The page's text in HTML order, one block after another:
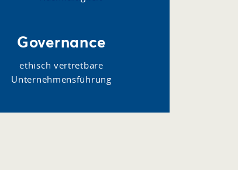
Governance
ethisch vertretbare
Unternehmensführung